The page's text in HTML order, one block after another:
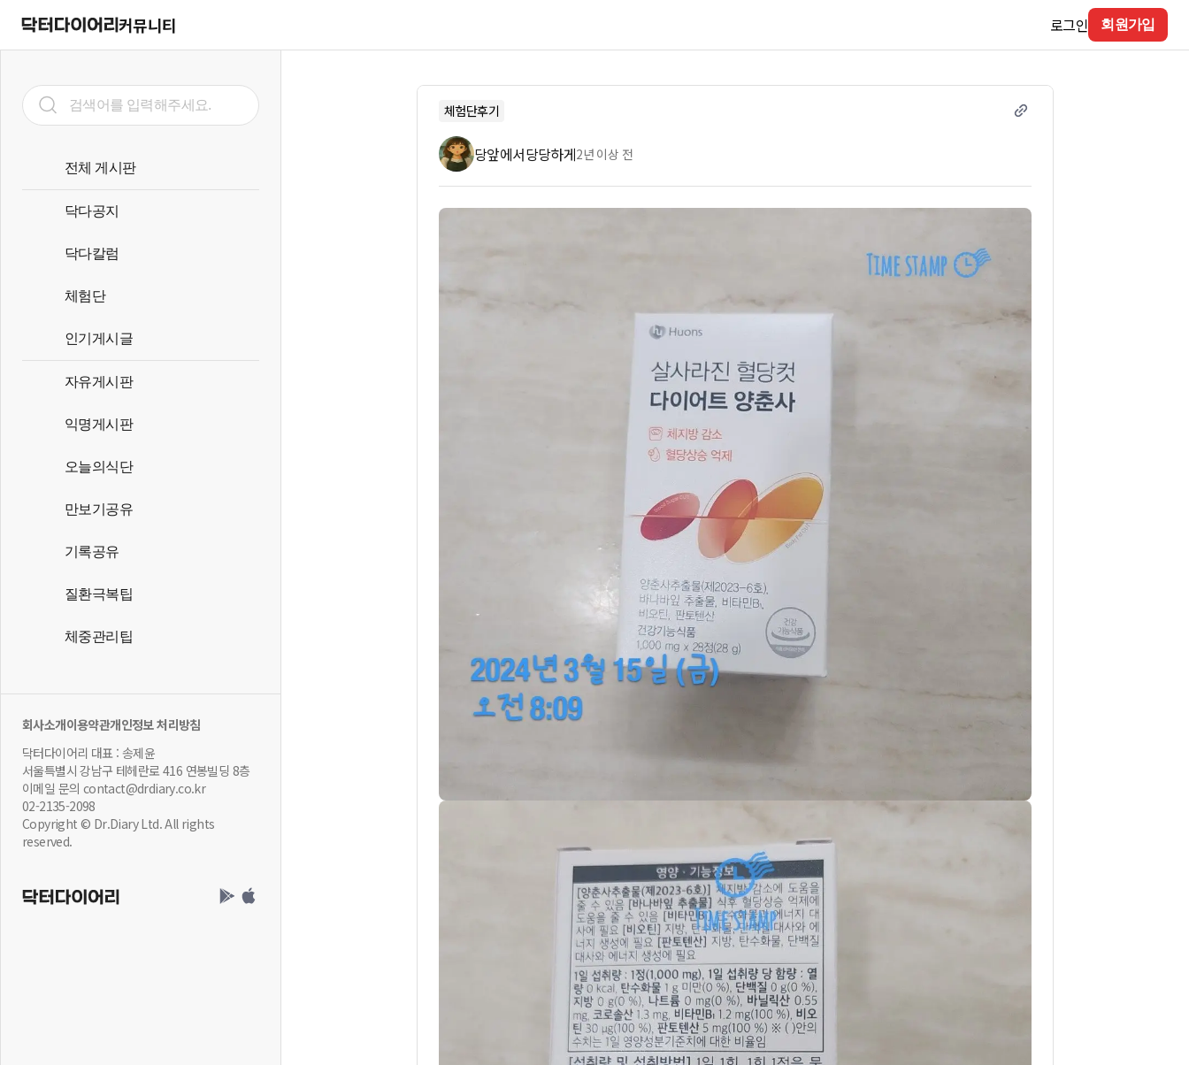
커뮤니티 로그인 회원가입
전체 게시판
닥다공지
닥다칼럼
체험단
인기게시글
자유게시판
익명게시판
오늘의식단
만보기공유
기록공유
질환극복팁
체중관리팁
회사소개이용약관개인정보 처리방침
닥터다이어리 대표 : 송제윤
서울특별시 강남구 테헤란로 416 연봉빌딩 8층
이메일 문의 contact@drdiary.co.kr
02-2135-2098
Copyright © Dr.Diary Ltd. All rights
reserved.
체험단후기
당앞에서당당하게2년 이상 전